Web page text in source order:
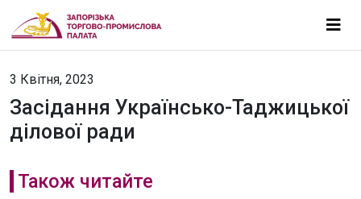
3 Квітня, 2023
Засідання Українсько-Таджицької
ділової ради
Також читайте